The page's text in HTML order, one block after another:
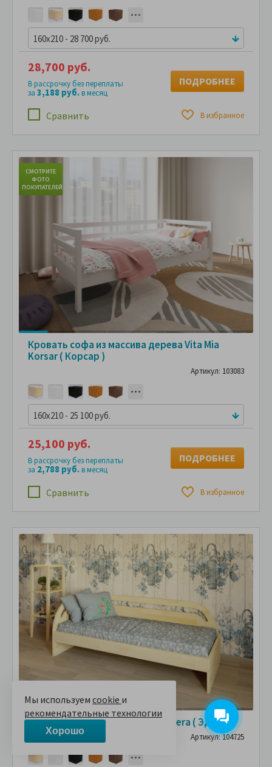
160x210 - 28 700 руб.
Сравнить В избранное
28,700 руб.
В рассрочку без переплаты
за 3,188 руб.в месяц
ПОДРОБНЕЕ
СМОТРИТЕ
ФОТО
ПОКУПАТЕЛЕЙ
Кровать софа из массива дерева Vita Mia
Korsar ( Корсар )
Артикул: 103083
160x210 - 25 100 руб.
Сравнить В избранное
25,100 руб.
В рассрочку без переплаты
за 2,788 руб.в месяц
ПОДРОБНЕЕ
Деревянная кровать Vita Mia Edera ( Эдера )
Артикул: 104725
Мы используем cookie и
рекомендательные технологии
Хорошо